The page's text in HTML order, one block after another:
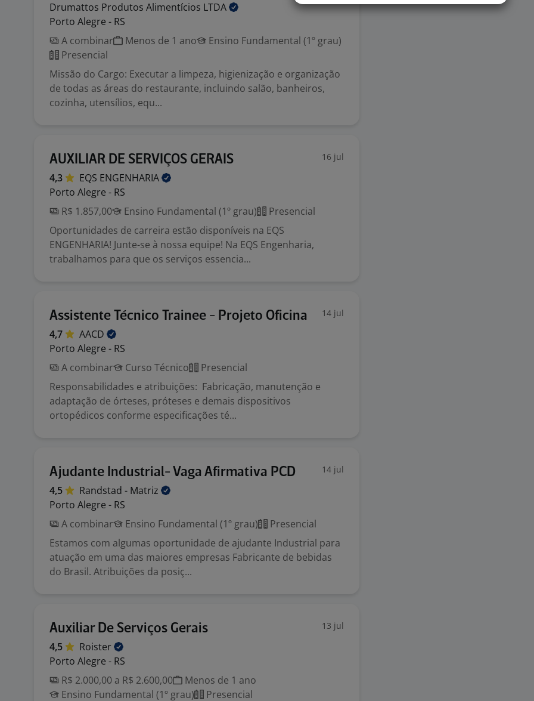
Drumattos Produtos Alimentícios LTDA
Porto Alegre - RS
A combinar
Menos de 1 ano
Ensino Fundamental (1º grau)
Presencial
Missão do Cargo: Executar a limpeza, higienização e organização
de todas as áreas do restaurante, incluindo salão, banheiros,
cozinha, utensílios, equ...
AUXILIAR DE SERVIÇOS GERAIS 16 jul
4,3 EQS ENGENHARIA
Porto Alegre - RS
R$ 1.857,00
Ensino Fundamental (1º grau)
Presencial
Oportunidades de carreira estão disponíveis na EQS
ENGENHARIA! Junte-se à nossa equipe! Na EQS Engenharia,
trabalhamos para que os serviços essencia...
Assistente Técnico Trainee - Projeto Oficina 14 jul
4,7
AACD
Porto Alegre - RS
A combinar
Curso Técnico
Presencial
Responsabilidades e atribuições: Fabricação, manutenção e
adaptação de órteses, próteses e demais dispositivos
ortopédicos conforme especificações té...
Ajudante Industrial- Vaga Afirmativa PCD 14 jul
4,5 Randstad - Matriz
Porto Alegre - RS
A combinar
Ensino Fundamental (1º grau)
Presencial
Estamos com algumas oportunidade de ajudante Industrial para
atuação em uma das maiores empresas Fabricante de bebidas
do Brasil. Atribuições da posiç...
Auxiliar De Serviços Gerais 13 jul
4,5
Roister
Porto Alegre - RS
R$ 2.000,00 a R$ 2.600,00
Menos de 1 ano
Ensino Fundamental (1º grau)
Presencial